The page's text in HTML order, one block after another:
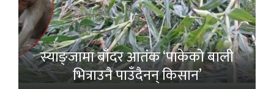
स्याङ्जामा बाँदर आतंक ‘पाकेको बाली
भित्राउनै पाउँदैनन् किसान’